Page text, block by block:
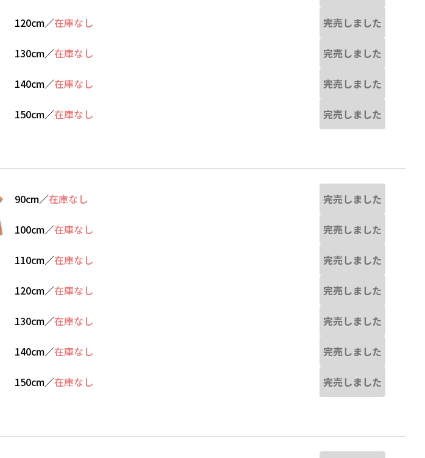
120cm／在庫なし 完売しました
130cm／在庫なし 完売しました
140cm／在庫なし 完売しました
150cm／在庫なし 完売しました
90cm／在庫なし 完売しました
100cm／在庫なし 完売しました
110cm／在庫なし 完売しました
120cm／在庫なし 完売しました
130cm／在庫なし 完売しました
140cm／在庫なし 完売しました
150cm／在庫なし 完売しました